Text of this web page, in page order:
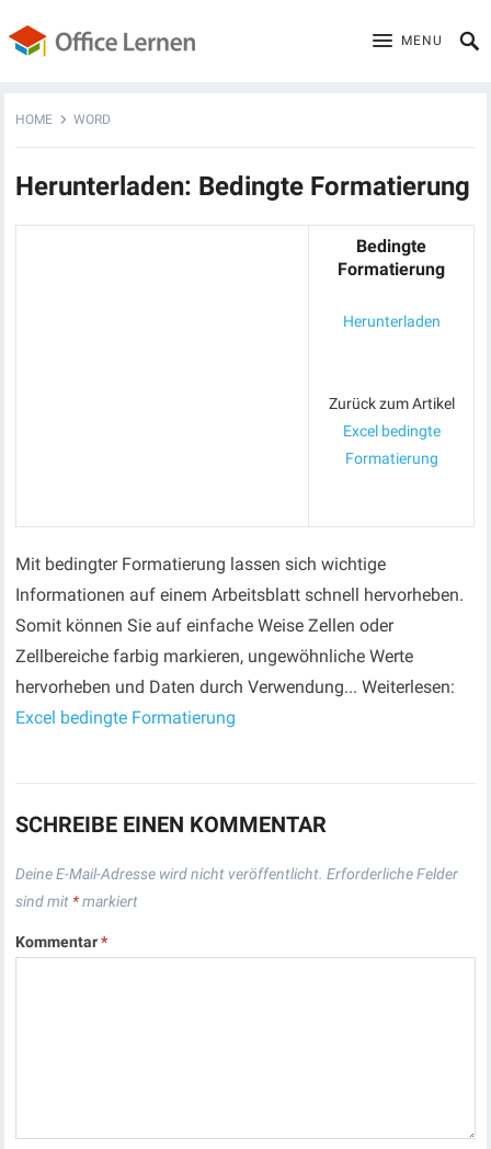
MENU
HOME WORD
Herunterladen: Bedingte Formatierung
Bedingte
Formatierung
Herunterladen
Zurück zum Artikel
Excel bedingte
Formatierung
Mit bedingter Formatierung lassen sich wichtige
Informationen auf einem Arbeitsblatt schnell hervorheben.
Somit können Sie auf einfache Weise Zellen oder
Zellbereiche farbig markieren, ungewöhnliche Werte
hervorheben und Daten durch Verwendung... Weiterlesen:
Excel bedingte Formatierung
SCHREIBE EINEN KOMMENTAR
Deine E-Mail-Adresse wird nicht veröffentlicht. Erforderliche Felder
sind mit *markiert
Kommentar*